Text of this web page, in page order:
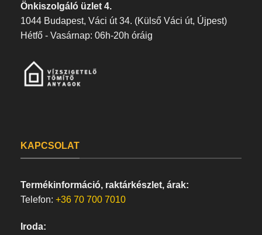
Önkiszolgáló üzlet 4.
1044 Budapest, Váci út 34. (Külső Váci út, Újpest)
Hétfő - Vasárnap: 06h-20h óráig
KAPCSOLAT
Termékinformáció, raktárkészlet, árak:
Telefon: +36 70 700 7010
Iroda: